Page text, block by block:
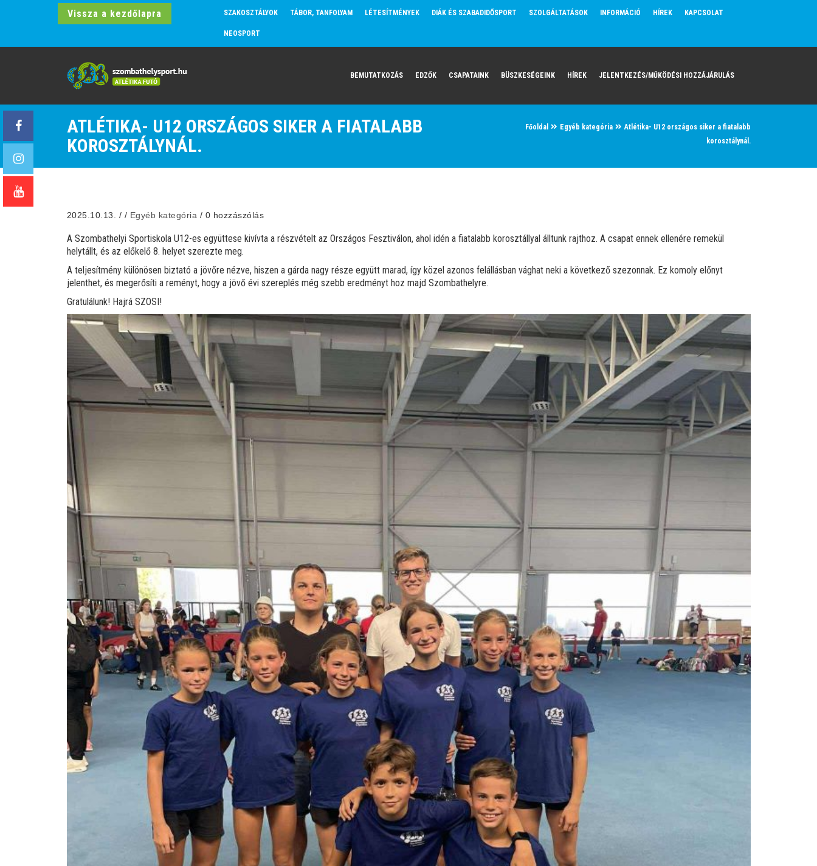
Vissza a kezdőlapra SZAKOSZTÁLYOK TÁBOR, TANFOLYAM LÉTESÍTMÉNYEK DIÁK ÉS SZABADIDŐSPORT SZOLGÁLTATÁSOK INFORMÁCIÓ HÍREK KAPCSOLAT
NEOSPORT
BEMUTATKOZÁS EDZŐK CSAPATAINK BÜSZKESÉGEINK HÍREK JELENTKEZÉS/MŰKÖDÉSI HOZZÁJÁRULÁS
ATLÉTIKA- U12 ORSZÁGOS SIKER A FIATALABB
KOROSZTÁLYNÁL.
Főoldal Egyéb kategória
Atlétika- U12 országos siker a fiatalabb
korosztálynál.
2025.10.13. / / Egyéb kategória / 0 hozzászólás
A Szombathelyi Sportiskola U12-es együttese kivívta a részvételt az Országos Fesztiválon, ahol idén a fiatalabb korosztállyal álltunk rajthoz. A csapat ennek ellenére remekül
helytállt, és az előkelő 8. helyet szerezte meg.
A teljesítmény különösen biztató a jövőre nézve, hiszen a gárda nagy része együtt marad, így közel azonos felállásban vághat neki a következő szezonnak. Ez komoly előnyt
jelenthet, és megerősíti a reményt, hogy a jövő évi szereplés még szebb eredményt hoz majd Szombathelyre.
Gratulálunk! Hajrá SZOSI!